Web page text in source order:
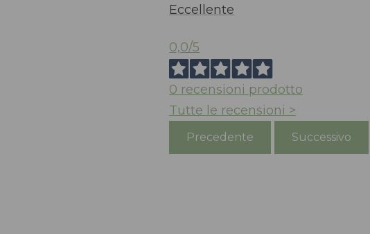
Eccellente
0,0/5
0 recensioni prodotto
Tutte le recensioni >
Precedente Successivo